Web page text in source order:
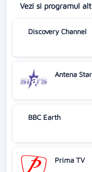
Vezi si programul
Discovery Channel
Antena
BBC Earth
Prima TV